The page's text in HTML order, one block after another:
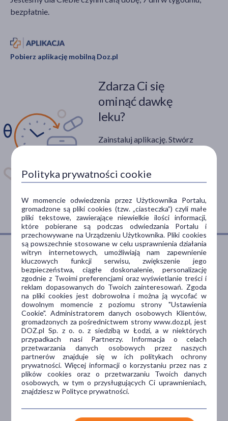
bezpłatnie.
Pobierz aplikację mobilną Doz.pl
Zdarza Ci się
ominąć dawkę
leku?
Zainstaluj aplikację. Stwórz
Dostępna w
Dlaczego DOZ.pl
Niższe koszta leczenia
Darmowa dostawa do Apteki
Bezpłatna Infolinia dla
Pacjentów.
Bezpieczeństwo
Weryfikacja interakcji leków.
Encyklopedia leków i ziół
Polityka prywatności cookie
W momencie odwiedzenia przez Użytkownika Portalu,
gromadzone są pliki cookies (tzw. „ciasteczka”) czyli małe
pliki tekstowe, zawierające niewielkie ilości informacji,
które pobierane są podczas odwiedzania Portalu i
przechowywane na Urządzeniu Użytkownika. Pliki cookies
są powszechnie stosowane w celu usprawnienia działania
witryn internetowych, umożliwiają nam zapewnienie
kluczowych funkcji serwisu, zwiększenie jego
bezpieczeństwa, ciągłe doskonalenie, personalizację
zgodnie z Twoimi preferencjami oraz wyświetlanie treści i
reklam dopasowanych do Twoich zainteresowań. Zgoda
na pliki cookies jest dobrowolna i można ją wycofać w
dowolnym momencie z poziomu strony "Ustawienia
Cookie". Administratorem danych osobowych Klientów,
gromadzonych za pośrednictwem strony www.doz.pl, jest
DOZ.pl Sp. z o. o. z siedzibą w Łodzi, a w niektórych
przypadkach nasi Partnerzy. Informacja o celach
przetwarzania danych osobowych przez naszych
partnerów znajduje się w ich politykach ochrony
prywatności. Więcej informacji o korzystaniu przez nas z
plików cookies oraz o przetwarzaniu Twoich danych
osobowych, w tym o przysługujących Ci uprawnieniach,
znajdziesz w Polityce prywatności.